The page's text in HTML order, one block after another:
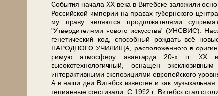
События на­ча­ла ХХ ве­ка в Ви­теб­ске заложили
Рос­сий­ской им­пе­рии на пра­вах губернского
му пра­ву яв­ля­ют­ся продолжателями
"Утвердителями нового ис­кус­ства" (УНОВИС).
генетический код, способный рождать всё
НАРОДНОГО УЧИЛИЩА, рас­по­ло­жен­но­го в
ри­мую ат­мо­сфе­ру аван­гар­да 20-х гг. ХХ
высокотехнологичный, осна­щен
интерактивными экспозициями европейского
А в на­ши дни Ви­тебск из­ве­стен и как
те­пи­ан­ные фе­сти­ва­ли. С 1992 г. Ви­тебск стал